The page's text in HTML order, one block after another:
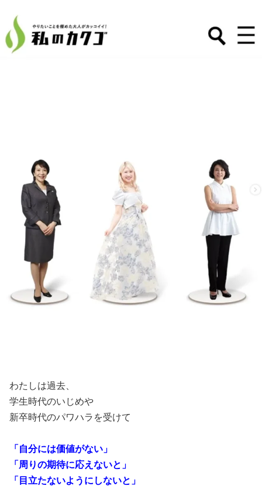
わたしは過去、
学生時代のいじめや
新卒時代のパワハラを受けて
「自分には価値がない」
「周りの期待に応えないと」
「目立たないようにしないと」